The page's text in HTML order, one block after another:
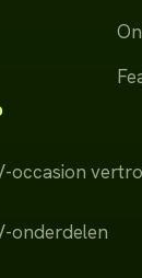
occasion
onderdelen